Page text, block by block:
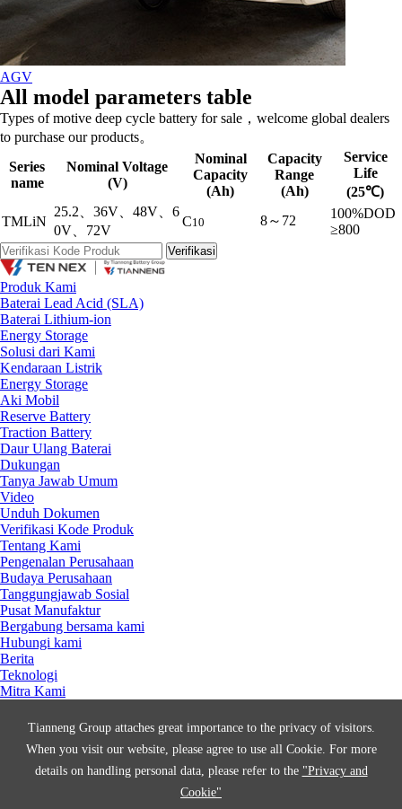
AGV
All model parameters table
Types of motive deep cycle battery for sale，welcome global dealers
to purchase our products。
Series
name
Nominal Voltage
(V)
Nominal
Capacity
(Ah)
Capacity
Range
(Ah)
Service
Life
(25℃)
TMLiN
25.2、36V、48V、6
0V、72V
C10 8～72
100%DOD
≥800
Produk Kami
Baterai Lead Acid (SLA)
Baterai Lithium-ion
Energy Storage
Solusi dari Kami
Kendaraan Listrik
Energy Storage
Aki Mobil
Reserve Battery
Traction Battery
Daur Ulang Baterai
Dukungan
Tanya Jawab Umum
Video
Unduh Dokumen
Verifikasi Kode Produk
Tentang Kami
Pengenalan Perusahaan
Budaya Perusahaan
Tanggungjawab Sosial
Pusat Manufaktur
Bergabung bersama kami
Hubungi kami
Berita
Teknologi
Mitra Kami
All Rights Reserved.
Tianneng Group attaches great importance to the privacy of visitors.
When you visit our website, please agree to use all Cookie. For more
details on handling personal data, please refer to the "Privacy and
Cookie"